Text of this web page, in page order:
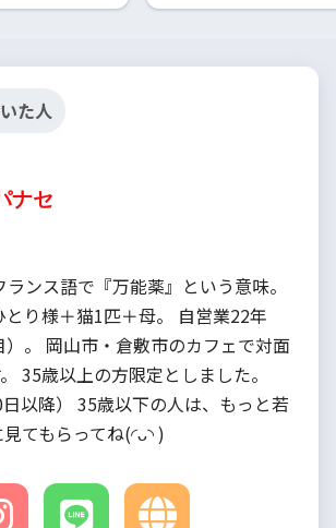
た人
ナセ
ランス語で『万能薬』という意味。
り様＋猫1匹＋母。 自営業22年
）。 岡山市・倉敷市のカフェで対面
35歳以上の方限定としました。
日以降） 35歳以下の人は、もっと若
てもらってね(◜ᴗ◝ )